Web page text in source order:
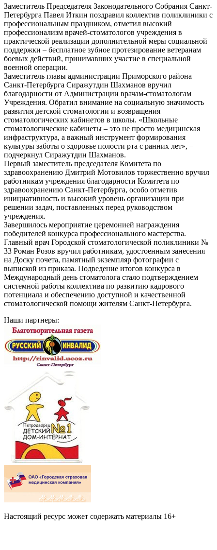
Заместитель Председателя Законодательного Собрания Санкт-
Петербурга Павел Иткин поздравил коллектив поликлиники с
профессиональным праздником, отметил высокий
профессионализм врачей-стоматологов учреждения в
практической реализации дополнительной меры социальной
поддержки – бесплатное зубное протезирование ветеранам
боевых действий, принимавших участие в специальной
военной операции.
Заместитель главы администрации Приморского района
Санкт-Петербурга Сиражутдин Шахманов вручил
благодарности от Администрации врачам-стоматологам
Учреждения. Обратил внимание на социальную значимость
развития детской стоматологии и возвращения
стоматологических кабинетов в школы. «Школьные
стоматологические кабинеты – это не просто медицинская
инфраструктура, а важный инструмент формирования
культуры заботы о здоровье полости рта с ранних лет», –
подчеркнул Сиражутдин Шахманов.
Первый заместитель председателя Комитета по
здравоохранению Дмитрий Мотовилов торжественно вручил
работникам учреждения благодарности Комитета по
здравоохранению Санкт-Петербурга, особо отметив
инициативность и высокий уровень организации при
решении задач, поставленных перед руководством
учреждения.
Завершилось мероприятие церемонией награждения
победителей конкурса профессионального мастерства.
Главный врач Городской стоматологической поликлиники №
33 Роман Розов вручил работникам, удостоенным занесения
на Доску почета, памятный экземпляр фотографии с
выпиской из приказа. Подведение итогов конкурса в
Международный день стоматолога стало подтверждением
системной работы коллектива по развитию кадрового
потенциала и обеспечению доступной и качественной
стоматологической помощи жителям Санкт-Петербурга.
Наши партнеры:
Настоящий ресурс может содержать материалы 16+